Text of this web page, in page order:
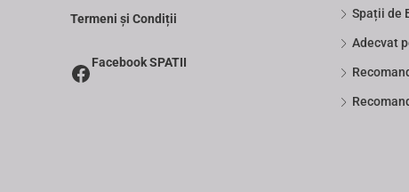
Termeni și Condiții
Facebook SPATII
Spații de
Adecvat